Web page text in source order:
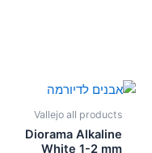
Vallejo all products
Diorama Alkaline
White 1-2 mm